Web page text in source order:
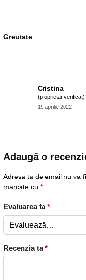
Greutate
Cristina
(proprietar verificat)
19 aprilie 2022
Adaugă o
Adresa ta de email nu va
marcate cu *
Evaluarea ta*
Recenzia ta*